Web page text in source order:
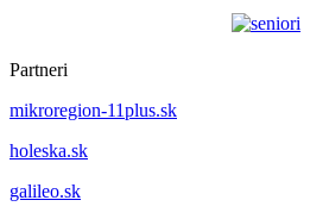
Partneri
mikroregion-11plus.sk
holeska.sk
galileo.sk